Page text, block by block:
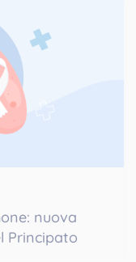
nuova
Principato